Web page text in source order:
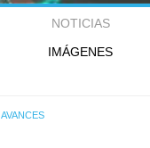
NOTICIAS
IMÁGENES
AVANCES